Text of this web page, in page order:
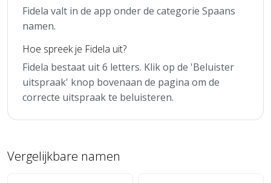
Fidela valt in de app onder de categorie Spaans
namen.
Hoe spreek je Fidela uit?
Fidela bestaat uit 6 letters. Klik op de 'Beluister
uitspraak' knop bovenaan de pagina om de
correcte uitspraak te beluisteren.
Vergelijkbare namen